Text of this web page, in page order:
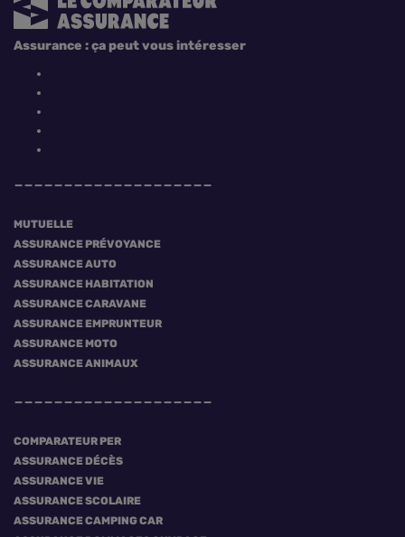
MUTUELLE
ASSURANCE PRÉVOYANCE
ASSURANCE AUTO
ASSURANCE HABITATION
ASSURANCE CARAVANE
ASSURANCE EMPRUNTEUR
ASSURANCE MOTO
ASSURANCE ANIMAUX
COMPARATEUR PER
ASSURANCE DÉCÈS
ASSURANCE VIE
ASSURANCE SCOLAIRE
ASSURANCE CAMPING CAR
Assurance : ça peut vous intéresser